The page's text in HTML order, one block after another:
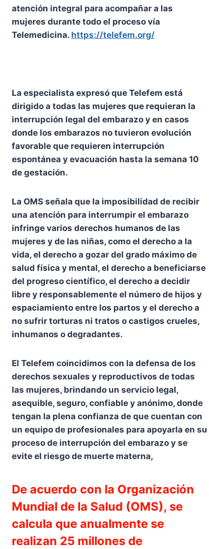
atención integral para acompañar a las
mujeres durante todo el proceso vía
Telemedicina. https://telefem.org/
La especialista expresó que Telefem está
dirigido a todas las mujeres que requieran la
interrupción legal del embarazo y en casos
donde los embarazos no tuvieron evolución
favorable que requieren interrupción
espontánea y evacuación hasta la semana 10
de gestación.
La OMS señala que la imposibilidad de recibir
una atención para interrumpir el embarazo
infringe varios derechos humanos de las
mujeres y de las niñas, como el derecho a la
vida, el derecho a gozar del grado máximo de
salud física y mental, el derecho a beneficiarse
del progreso científico, el derecho a decidir
libre y responsablemente el número de hijos y
espaciamiento entre los partos y el derecho a
no sufrir torturas ni tratos o castigos crueles,
inhumanos o degradantes.
El Telefem coincidimos con la defensa de los
derechos sexuales y reproductivos de todas
las mujeres, brindando un servicio legal,
asequible, seguro, confiable y anónimo, donde
tengan la plena confianza de que cuentan con
un equipo de profesionales para apoyarla en su
proceso de interrupción del embarazo y se
evite el riesgo de muerte materna,
De acuerdo con la Organización
Mundial de la Salud (OMS), se
calcula que anualmente se
realizan 25 millones de